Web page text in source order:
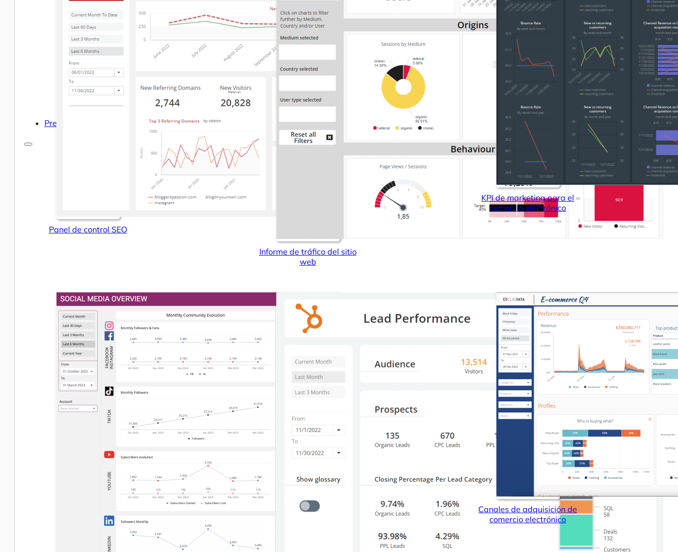
Inteligencia empresarial
Analítica avanzada y ML
Precios
Consigue una demostración Prueba
Panel de control SEO
Informe de tráfico del sitio
web
KPI de marketing para el
comercio electrónico
Canales de adquisición de
comercio electrónico